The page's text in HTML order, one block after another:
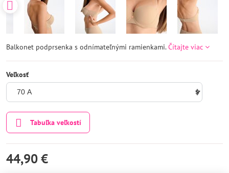
Balkonet podprsenka s odnímateľnými ramienkami.Čítajte viac
Veľkosť
Tabuľka veľkostí
44,90 €